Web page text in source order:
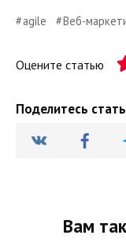
agile Веб-
Оцените статью
Поделитесь
Вам